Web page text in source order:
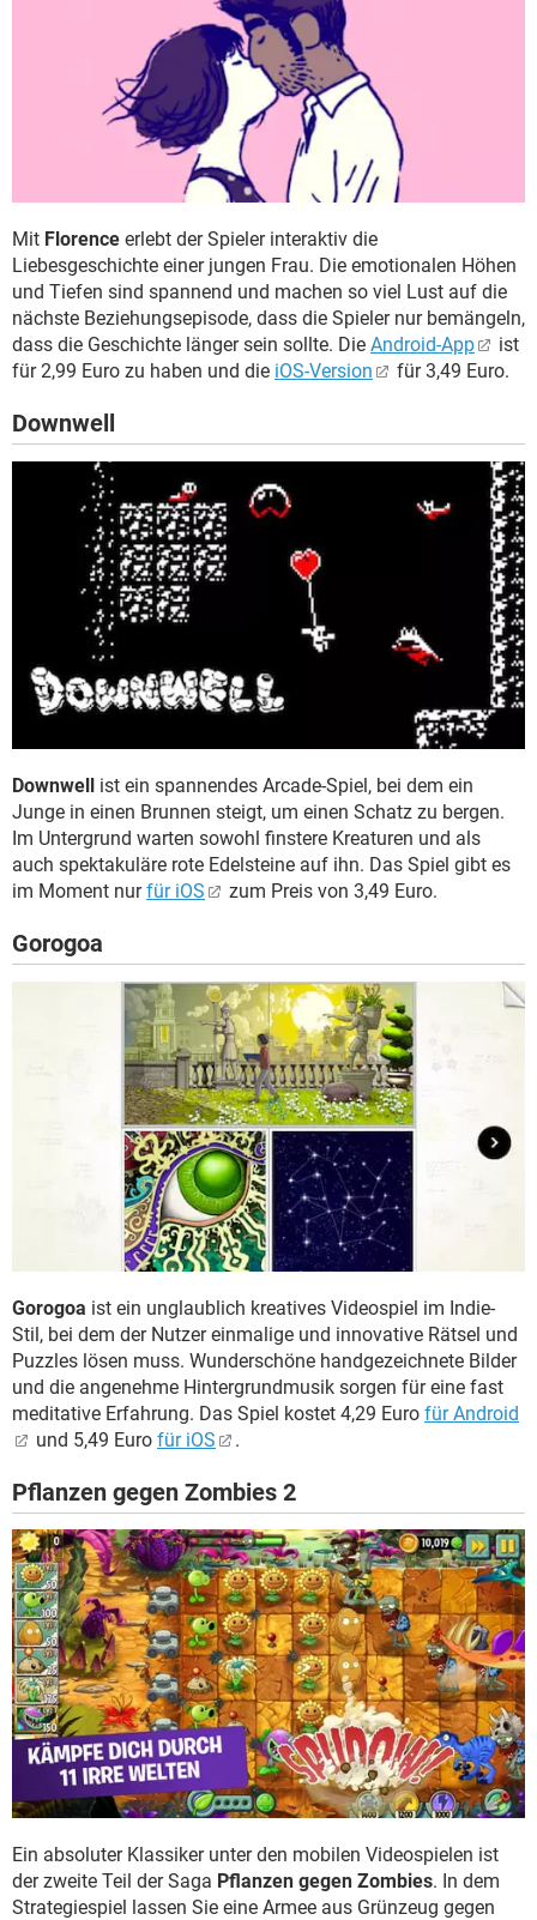
Mit Florence erlebt der Spieler interaktiv die
Liebesgeschichte einer jungen Frau. Die emotionalen Höhen
und Tiefen sind spannend und machen so viel Lust auf die
nächste Beziehungsepisode, dass die Spieler nur bemängeln,
dass die Geschichte länger sein sollte. Die Android-App
ist
für 2,99 Euro zu haben und die iOS-Version für 3,49 Euro.
Downwell
Downwell
ist ein spannendes Arcade-Spiel, bei dem ein
Junge in einen Brunnen steigt, um einen Schatz zu bergen.
Im Untergrund warten sowohl finstere Kreaturen und als
auch spektakuläre rote Edelsteine auf ihn. Das Spiel gibt es
im Moment nurfür iOS zum Preis von 3,49 Euro.
Gorogoa
Gorogoa ist ein unglaublich kreatives Videospiel im Indie-
Stil, bei dem der Nutzer einmalige und innovative Rätsel und
Puzzles lösen muss. Wunderschöne handgezeichnete Bilder
und die angenehme Hintergrundmusik sorgen für eine fast
meditative Erfahrung. Das Spiel kostet 4,29 Euro für Android
und 5,49 Euro für iOS .
Pflanzen gegen Zombies 2
Ein absoluter Klassiker unter den mobilen Videospielen ist
der zweite Teil der Saga Pflanzen gegen Zombies. In dem
Strategiespiel lassen Sie eine Armee aus Grünzeug gegen